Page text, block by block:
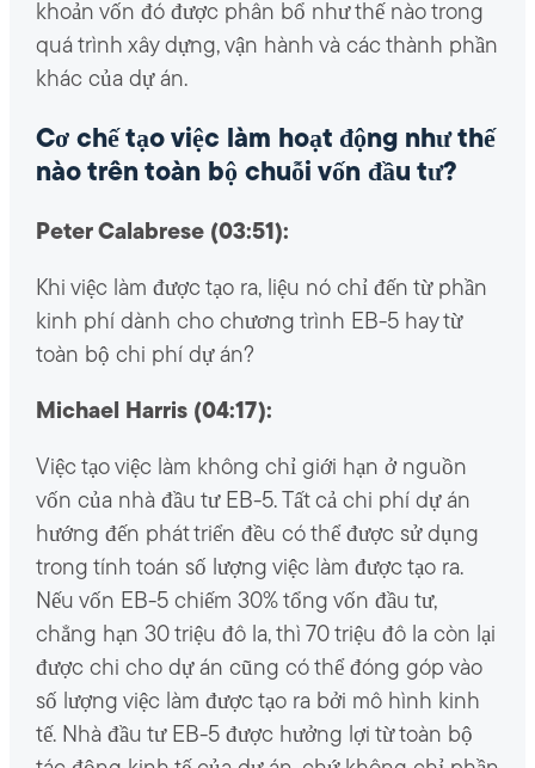
khoản vốn đó được phân bổ như thế nào trong
quá trình xây dựng, vận hành và các thành phần
khác của dự án.
Cơ chế tạo việc làm hoạt động như thế
nào trên toàn bộ chuỗi vốn đầu tư?
Peter Calabrese (03:51):
Khi việc làm được tạo ra, liệu nó chỉ đến từ phần
kinh phí dành cho chương trình EB-5 hay từ
toàn bộ chi phí dự án?
Michael Harris (04:17):
Việc tạo việc làm không chỉ giới hạn ở nguồn
vốn của nhà đầu tư EB-5. Tất cả chi phí dự án
hướng đến phát triển đều có thể được sử dụng
trong tính toán số lượng việc làm được tạo ra.
Nếu vốn EB-5 chiếm 30% tổng vốn đầu tư,
chẳng hạn 30 triệu đô la, thì 70 triệu đô la còn lại
được chi cho dự án cũng có thể đóng góp vào
số lượng việc làm được tạo ra bởi mô hình kinh
tế. Nhà đầu tư EB-5 được hưởng lợi từ toàn bộ